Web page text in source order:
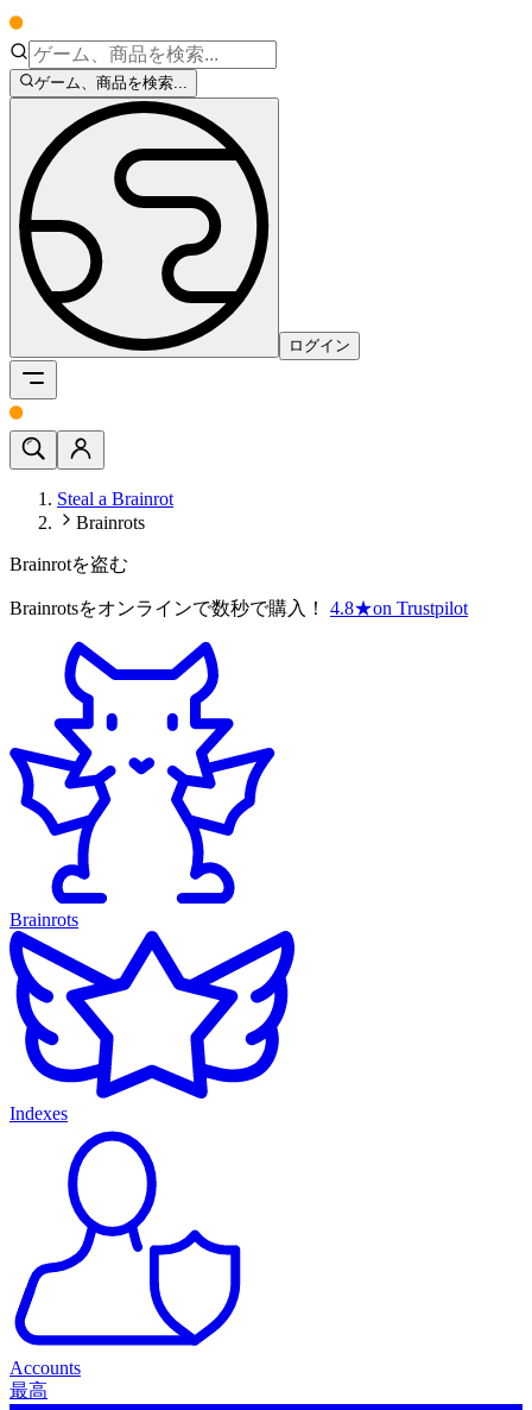
ゲーム、商品を検索...
ログイン
Steal a Brainrot
Brainrots
Brainrotを盗む
Brainrotsをオンラインで数秒で購入！ 4.8★on Trustpilot
Brainrots
Indexes
Accounts
最高